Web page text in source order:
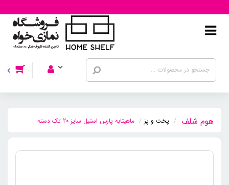
پخت و پز ماهیتابه پارس استیل سایز 20 تک دسته